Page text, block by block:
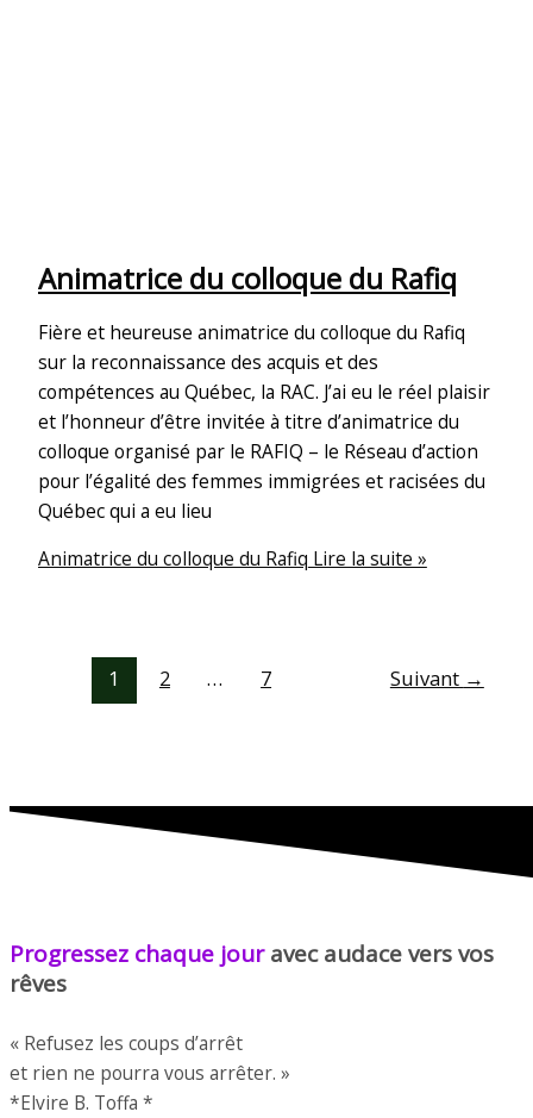
Animatrice du colloque du Rafiq
Fière et heureuse animatrice du colloque du Rafiq
sur la reconnaissance des acquis et des
compétences au Québec, la RAC. J’ai eu le réel plaisir
et l’honneur d’être invitée à titre d’animatrice du
colloque organisé par le RAFIQ – le Réseau d’action
pour l’égalité des femmes immigrées et racisées du
Québec qui a eu lieu
Animatrice du colloque du Rafiq Lire la suite »
1 2 … 7 Suivant →
Progressez chaque jour avec audace vers vos
rêves
« Refusez les coups d’arrêt
et rien ne pourra vous arrêter. »
*Elvire B. Toffa *